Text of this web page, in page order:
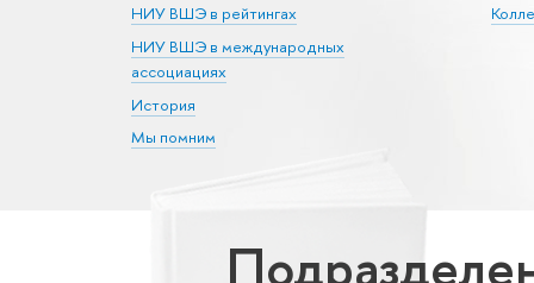
НИУ ВШЭ в рейтингах
НИУ ВШЭ в международных
ассоциациях
История
Мы помним